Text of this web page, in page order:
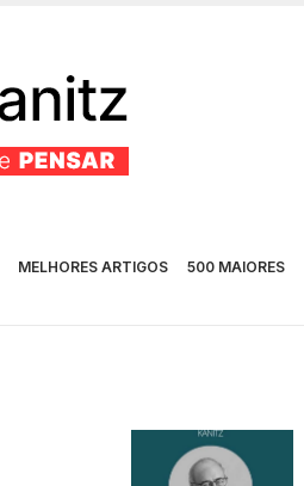
MELHORES ARTIGOS 500 MAIORES